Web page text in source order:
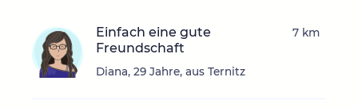
Einfach eine gute
Freundschaft
Diana, 29 Jahre, aus Ternitz
7 km